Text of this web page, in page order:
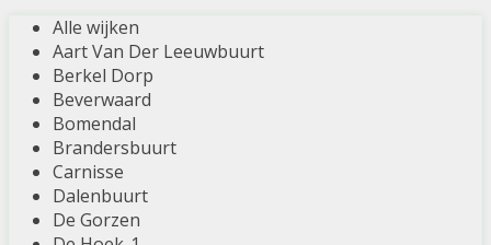
Alle wijken
Aart Van Der Leeuwbuurt
Berkel Dorp
Beverwaard
Bomendal
Brandersbuurt
Carnisse
Dalenbuurt
De Gorzen